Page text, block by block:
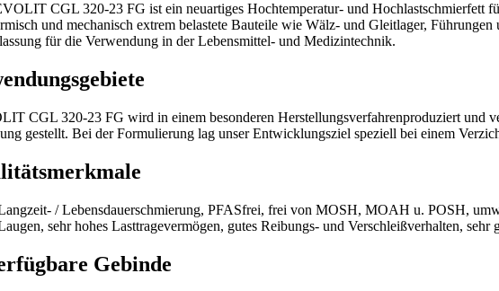
CGL 320-23 FG ist ein neuartiges Hochtemperatur- und Hochlastschmierfett
und mechanisch extrem belastete Bauteile wie Wälz- und Gleitlager,
für die Verwendung in der Lebensmittel- und Medizintechnik.
CGL 320-23 FG wird in einem besonderen Herstellungsverfahrenproduziert und
gestellt. Bei der Formulierung lag unser Entwicklungsziel speziell bei einem
/ Lebensdauerschmierung, PFASfrei, frei von MOSH, MOAH u. POSH,
sehr hohes Lasttragevermögen, gutes Reibungs- und Verschleißverhalten,
Gebinde